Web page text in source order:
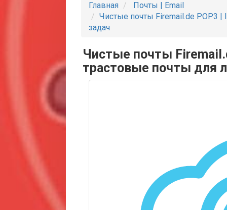
Главная
Почты | Email
Чистые почты Firemail.de POP3
задач
Чистые почты
трастовые почты для